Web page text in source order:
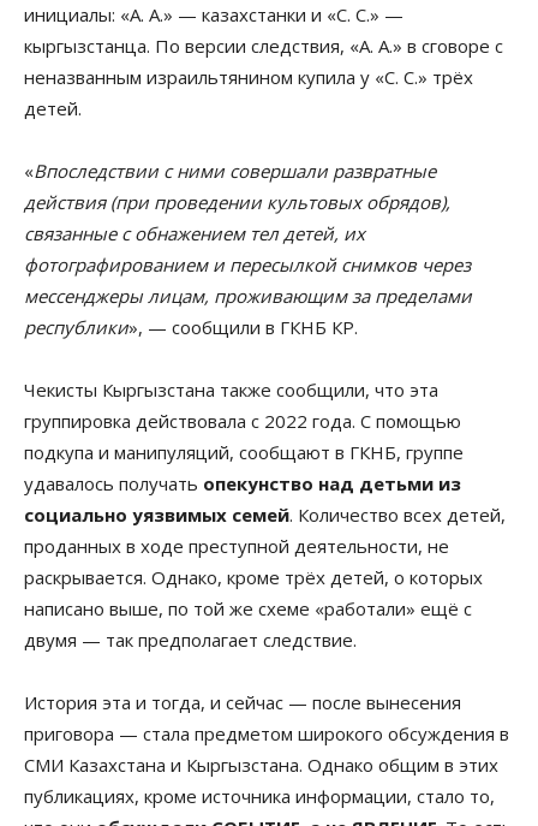
инициалы: «А. А.» — казахстанки и «С. С.» —
кыргызстанца. По версии следствия, «А. А.» в сговоре с
неназванным израильтянином купила у «С. С.» трёх
детей.
«Впоследствии с ними совершали развратные
действия (при проведении культовых обрядов),
связанные с обнажением тел детей, их
фотографированием и пересылкой снимков через
мессенджеры лицам, проживающим за пределами
республики», — сообщили в ГКНБ КР.
Чекисты Кыргызстана также сообщили, что эта
группировка действовала с 2022 года. С помощью
подкупа и манипуляций, сообщают в ГКНБ, группе
удавалось получать опекунство над детьми из
социально уязвимых семей. Количество всех детей,
проданных в ходе преступной деятельности, не
раскрывается. Однако, кроме трёх детей, о которых
написано выше, по той же схеме «работали» ещё с
двумя — так предполагает следствие.
История эта и тогда, и сейчас — после вынесения
приговора — стала предметом широкого обсуждения в
СМИ Казахстана и Кыргызстана. Однако общим в этих
публикациях, кроме источника информации, стало то,